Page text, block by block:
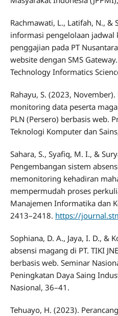
Rachmawati, L., Latifah, N., &
informasi pengelolaan jadwal
penggajian pada PT
website dengan SMS
Technology Informatics
Rahayu, S. (2023,
monitoring data peserta
PLN (Persero) berbasis web.
Teknologi Komputer dan
Sahara, S., Syafiq, M. I., &
Pengembangan sistem
memonitoring kehadiran
mempermudah proses
Manajemen Informatika dan
2413–2418. https://
Sophiana, D. A., Jaya, I. D., &
absensi magang di PT. TIKI
berbasis web. Seminar
Peningkatan Daya Saing
Nasional, 36–41.
Tehuayo, H. (2023).